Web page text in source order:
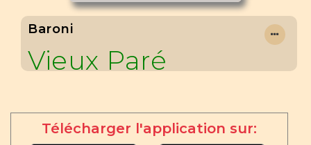
Baroni
Vieux Paré
Télécharger l'application sur: